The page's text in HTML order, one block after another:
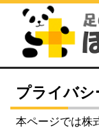
プライバ
本ページでは株